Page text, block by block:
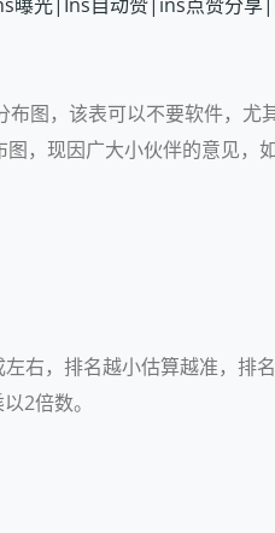
图，该表可以不要软件，尤
，现因广大小伙伴的意见，
右，排名越小估算越准，排
2倍数。